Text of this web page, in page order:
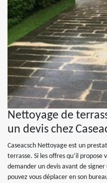
Nettoyage de
un devis chez
Caseacsch Nettoyage est un
terrasse. Si les offres qu’il
demander un devis avant de
pouvez vous déplacer en son